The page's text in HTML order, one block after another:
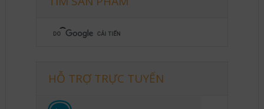
HỖ TRỢ TRỰC TUYẾN